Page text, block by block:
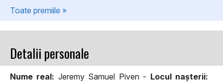
Toate premiile »
Detalii personale
Nume real: Jeremy Samuel Piven - Locul naşterii: